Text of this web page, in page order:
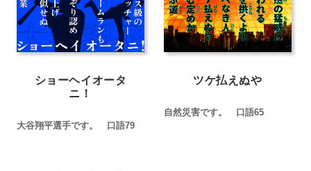
ショーヘイオータ
ニ！
大谷翔平選手です。 口語79
ツケ払えぬや
自然災害です。 口語65